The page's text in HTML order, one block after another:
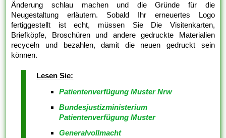
Änderung schlau machen und die Gründe für die
Neugestaltung erläutern. Sobald Ihr erneuertes Logo
fertiggestellt ist echt, müssen Sie Die Visitenkarten,
Briefköpfe, Broschüren und andere gedruckte Materialien
recyceln und bezahlen, damit die neuen gedruckt sein
können.
Lesen Sie:
Patientenverfügung Muster Nrw
Bundesjustizministerium
Patientenverfügung Muster
Generalvollmacht